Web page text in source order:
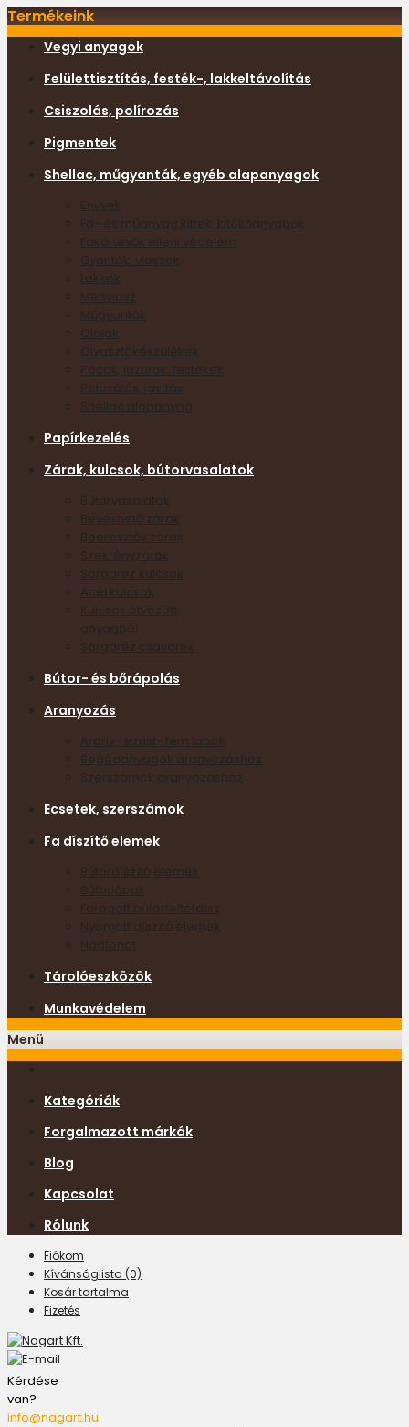
Termékeink
Vegyi anyagok
Felülettisztítás, festék-, lakkeltávolítás
Csiszolás, polírozás
Pigmentek
Shellac, műgyanták, egyéb alapanyagok
Enyvek
Fa- és műanyag kittek, kitöltőanyagok
Fakártevők elleni védelem
Gyanták, viaszok
Lakkok
Méhviasz
Műgyanták
Olajok
Olvasztókészülékek
Pácok, lazúrok, festékek
Retusálás, javítás
Papírkezelés
Zárak, kulcsok, bútorvasalatok
Bútorvasalatok
Bevéshető zárak
Beeresztős zárak
Szekrényzárak
Sárgaréz kulcsok
Acél kulcsok
Kulcsok ötvözött
Sárgaréz csavarok
Bútor- és bőrápolás
Aranyozás
Arany- ezüst- fém lapok
Segédanyagok aranyozáshoz
Szerszámok aranyozáshoz
Ecsetek, szerszámok
Fa díszítő elemek
Bútordíszítő elemek
Bútorlábak
Faragott bútorfeltétdísz
Nyomott díszítő elemek
Tárolóeszközök
Munkavédelem
Menü
Kategóriák
Forgalmazott márkák
Blog
Kapcsolat
Rólunk
Fiókom
Kívánságlista (0)
Kosár tartalma
Fizetés
Kérdése
van?
info@nagart.hu